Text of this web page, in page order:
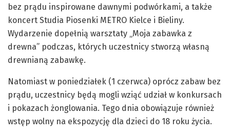
bez prądu inspirowane dawnymi podwórkami, a także
koncert Studia Piosenki METRO Kielce i Bieliny.
Wydarzenie dopełnią warsztaty „Moja zabawka z
drewna” podczas, których uczestnicy stworzą własną
drewnianą zabawkę.
Natomiast w poniedziałek (1 czerwca) oprócz zabaw bez
prądu, uczestnicy będą mogli wziąć udział w konkursach
i pokazach żonglowania. Tego dnia obowiązuje również
wstęp wolny na ekspozycję dla dzieci do 18 roku życia.